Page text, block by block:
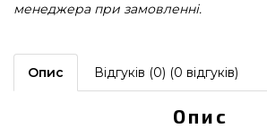
менеджера при замовленні.
Опис Відгуків (0) (0 відгуків)
Опис